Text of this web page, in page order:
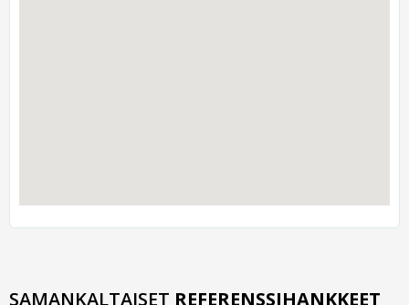
SAMANKALTAISET REFERENSSIHANKKEET